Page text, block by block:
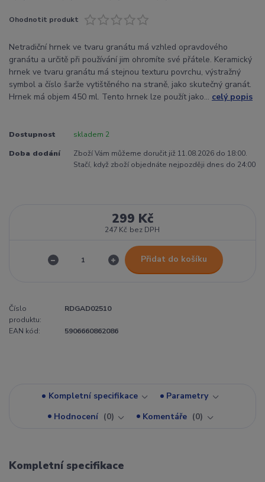
Ohodnotit produkt
Netradiční hrnek ve tvaru granátu má vzhled opravdového
granátu a určitě při používání jim ohromíte své přátele. Keramický
hrnek ve tvaru granátu má stejnou texturu povrchu, výstražný
symbol a číslo šarže vytištěného na straně, jako skutečný granát.
Hrnek má objem 450 ml. Tento hrnek lze použít jako... celý popis
Dostupnost skladem 2
Doba dodání
Zboží Vám můžeme doručit již 11.08.2026 do 18:00.
Stačí, když zboží objednáte nejpozději dnes do 24:00
299 Kč
247 Kč bez DPH
Přidat do košíku
Číslo
produktu:
RDGAD02510
EAN kód: 5906660862086
Kompletní specifikace
Parametry
Hodnocení
0 Komentáře 0
Kompletní specifikace